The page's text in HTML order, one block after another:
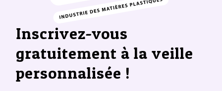
Inscrivez-vous
gratuitement à la veille
personnalisée !